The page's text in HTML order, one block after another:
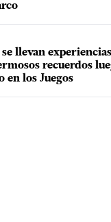
llevan experiencias
recuerdos
en los Juegos